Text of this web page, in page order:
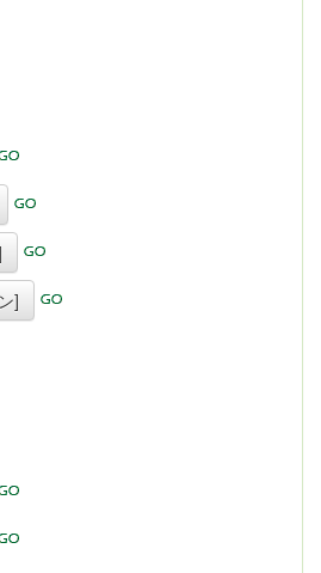
]